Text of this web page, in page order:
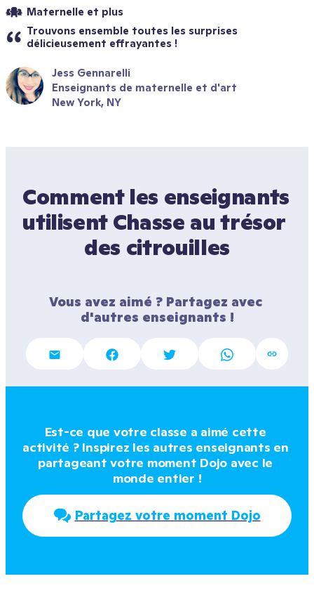
Maternelle et plus
Trouvons ensemble toutes les surprises
délicieusement effrayantes !
Jess Gennarelli
Enseignants de maternelle et d'art
New York, NY
Comment les enseignants
utilisent Chasse au trésor
des citrouilles
Vous avez aimé ? Partagez avec
d'autres enseignants !
Est-ce que votre classe a aimé cette
activité ? Inspirez les autres enseignants en
partageant votre moment Dojo avec le
monde entier !
Partagez votre moment Dojo